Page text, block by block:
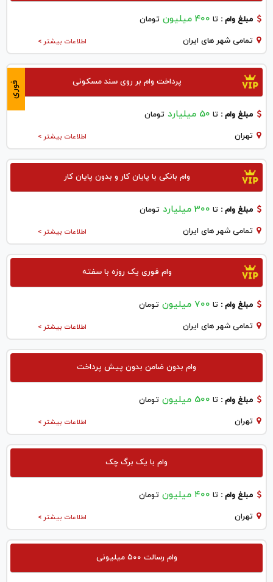
مبلغ وام : تا 400 میلیون تومان
اطلاعات بیشتر > تمامی شهر های ایران
فوری پرداخت وام بر روی سند مسکونی
مبلغ وام : تا 50 میلیارد تومان
اطلاعات بیشتر > تهران
وام بانکی با پایان کار و بدون پایان کار
مبلغ وام : تا 300 میلیارد تومان
اطلاعات بیشتر > تمامی شهر های ایران
وام فوری یک روزه با سفته
مبلغ وام : تا 700 میلیون تومان
اطلاعات بیشتر > تمامی شهر های ایران
وام بدون ضامن بدون پیش پرداخت
مبلغ وام : تا 500 میلیون تومان
اطلاعات بیشتر > تهران
وام با یک برگ چک
مبلغ وام : تا ۴۰۰ میلیون تومان
اطلاعات بیشتر > تهران
وام رسالت ۵۰۰ میلیونی